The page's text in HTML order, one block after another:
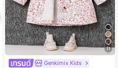
11
Genkimix Kids